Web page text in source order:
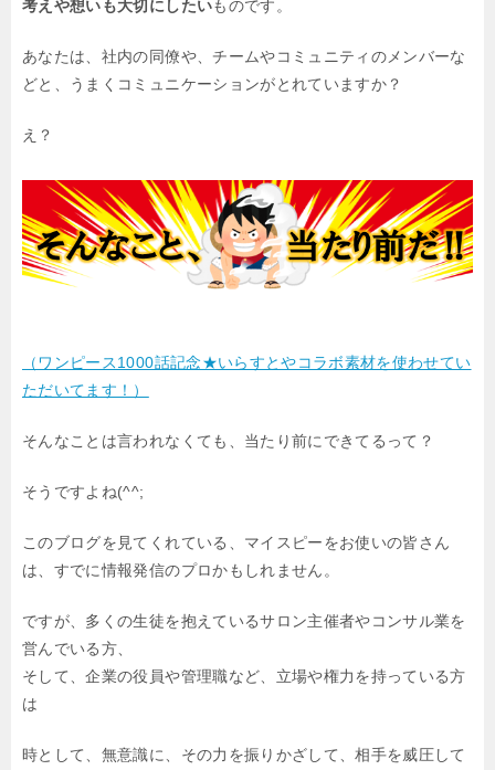
考えや想いも大切にしたいものです。
あなたは、社内の同僚や、チームやコミュニティのメンバーな
どと、うまくコミュニケーションがとれていますか？
え？
（ワンピース1000話記念★いらすとやコラボ素材を使わせてい
ただいてます！）
そんなことは言われなくても、当たり前にできてるって？
そうですよね(^^;
このブログを見てくれている、マイスピーをお使いの皆さん
は、すでに情報発信のプロかもしれません。
ですが、多くの生徒を抱えているサロン主催者やコンサル業を
営んでいる方、
そして、企業の役員や管理職など、立場や権力を持っている方
は
時として、無意識に、その力を振りかざして、相手を威圧して